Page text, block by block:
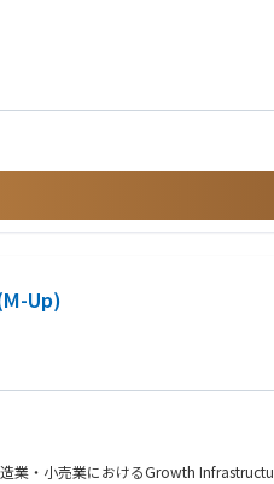
の実践~将来の海外輸出）
えた自発的な動き”が積極的に評価さ
AI等のテクノロジーの活用も重要な要
、新規クライアントの開拓、既存ク
クライアントとメンバー）を行う
営における一定の役割を担う（入社時
た基幹系刷新
略策定/実行支援
基幹系刷新・構築
・構想策定及び実装支援
再設計に向けた基幹系刷新
再設計を通じた事業収益性・投資判断
）において、経営管理・FP&A領域の
に関わってこられた皆様
クトに関わってこられた皆様
フォーマー
持ちの方
を楽しみながら取り組める方
投球する方
チームの立上げや拡大に興味がある方
物事を推進／自己研鑽できる方（
材輩出）
Up)
業・小売業におけるGrowth